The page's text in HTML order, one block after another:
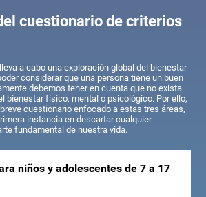
cuestionario de criterios
a cabo una exploración global del bienestar
considerar que una persona tiene un buen
debemos tener en cuenta que no exista
bienestar físico, mental o psicológico. Por ello,
cuestionario enfocado a estas tres áreas,
instancia en descartar cualquier
fundamental de nuestra vida.
niños y adolescentes de 7 a 17